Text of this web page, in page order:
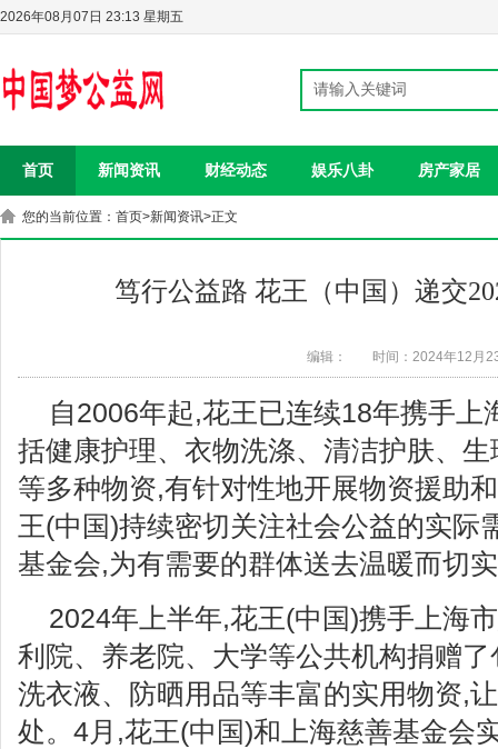
2026年08月07日 23:13 星期五
首页 新闻资讯 财经动态 娱乐八卦 房产家居
您的当前位置： 首页>新闻资讯>正文
笃行公益路 花王（中国）递交
编辑： 时间：2024年12月
自2006年起,花王已连续18年携手上
括健康护理、衣物洗涤、清洁护肤、
等多种物资,有针对性地开展物资援助
王(中国)持续密切关注社会公益的实际
基金会,为有需要的群体送去温暖而切
2024年上半年,花王(中国)携手上海
利院、养老院、大学等公共机构捐赠
洗衣液、防晒用品等丰富的实用物资,
处。4月,花王(中国)和上海慈善基金会